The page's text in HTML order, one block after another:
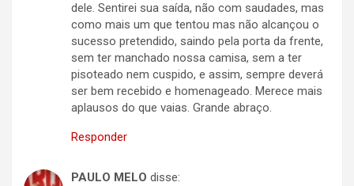
dele. Sentirei sua saída, não com saudades, mas
como mais um que tentou mas não alcançou o
sucesso pretendido, saindo pela porta da frente,
sem ter manchado nossa camisa, sem a ter
pisoteado nem cuspido, e assim, sempre deverá
ser bem recebido e homenageado. Merece mais
aplausos do que vaias. Grande abraço.
Responder
PAULO MELO disse: